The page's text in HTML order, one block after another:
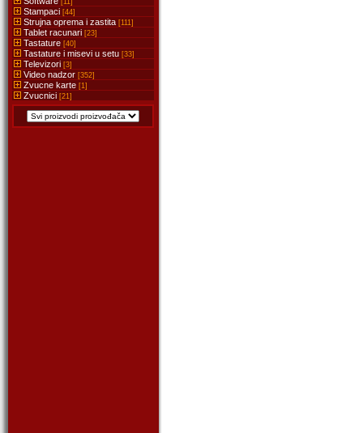
[11]
Stampaci [44]
Strujna oprema i zastita [111]
Tablet racunari [23]
Tastature [40]
Tastature i misevi u setu [33]
Televizori [3]
Video nadzor [352]
Zvucne karte [1]
Zvucnici [21]